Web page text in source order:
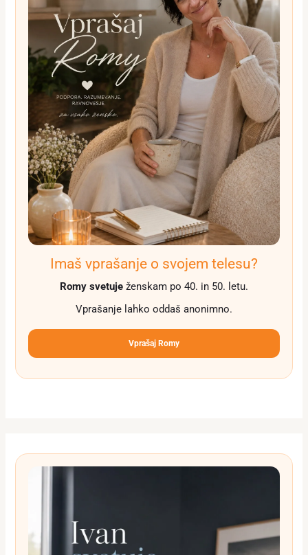
Imaš vprašanje o svojem telesu?
Romy svetuje ženskam po 40. in 50. letu.
Vprašanje lahko oddaš anonimno.
Vprašaj Romy